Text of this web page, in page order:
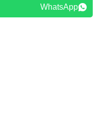
WhatsApp